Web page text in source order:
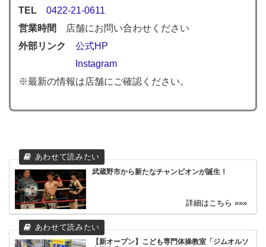
TEL
0422-21-0611
営業時間
店舗にお問い合わせください
外部リンク
公式HP
Instagram
※最新の情報は店舗にご確認ください。
武蔵野市から新たなチャンピオンが誕生！
【新オープン】こども専門体操教室「ジムオルソ